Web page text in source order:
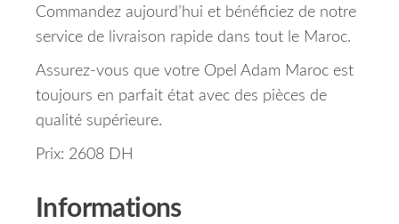
Commandez aujourd’hui et bénéficiez de notre
service de livraison rapide dans tout le Maroc.
Assurez-vous que votre Opel Adam Maroc est
toujours en parfait état avec des pièces de
qualité supérieure.
Prix: 2608 DH
Informations